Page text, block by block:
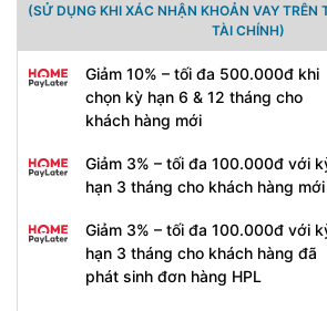
(SỬ DỤNG KHI XÁC NHẬN KHOẢN VAY TRÊN
TÀI CHÍNH)
Giảm 10% – tối đa 500.000đ khi
chọn kỳ hạn 6 & 12 tháng cho
khách hàng mới
Giảm 3% – tối đa 100.000đ với
hạn 3 tháng cho khách hàng mới
Giảm 3% – tối đa 100.000đ với
hạn 3 tháng cho khách hàng đã
phát sinh đơn hàng HPL